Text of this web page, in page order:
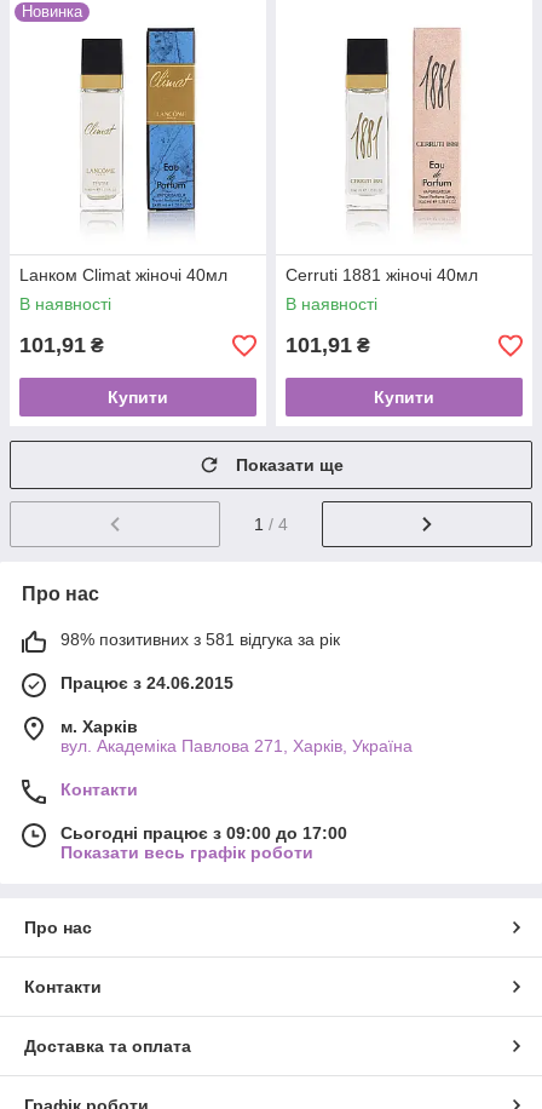
Новинка
Lанком Climat жіночі 40мл
В наявності
101,91 ₴
Купити
Cerruti 1881 жіночі 40мл
В наявності
101,91 ₴
Купити
Показати ще
1 / 4
Про нас
98% позитивних з 581 відгука за рік
Працює з 24.06.2015
м. Харків
вул. Академіка Павлова 271, Харків, Україна
Контакти
Сьогодні працює з 09:00 до 17:00
Показати весь графік роботи
Про нас
Контакти
Доставка та оплата